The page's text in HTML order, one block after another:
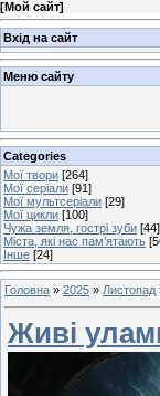
[Мой сайт]
Вхід на сайт
Меню сайту
Categories
Мої твори [264]
Мої серіали [91]
Мої мультсеріали [29]
Мої цикли [100]
Чужа земля, гострі зуби [44]
Міста, які нас пам’ятають
Інше [24]
Головна » 2025 » Листопад
Живі